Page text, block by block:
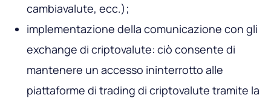
cambiavalute, ecc.);
implementazione della comunicazione con gli
exchange di criptovalute: ciò consente di
mantenere un accesso ininterrotto alle
piattaforme di trading di criptovalute tramite la